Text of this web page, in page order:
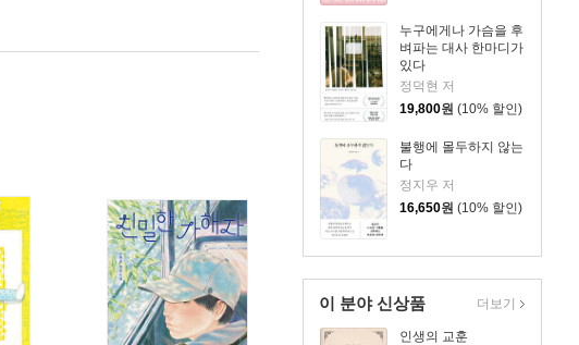
누구에게나 가슴을 후
벼파는 대사 한마디가
있다
정덕현 저
19,800원 (10% 할인)
불행에 몰두하지 않는
다
정지우 저
16,650원 (10% 할인)
이 분야 신상품
인생의 교훈
더보기